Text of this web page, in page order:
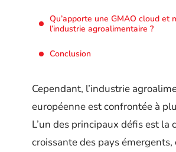
Qu’apporte une GMAO cloud et
l’industrie agroalimentaire ?
Conclusion
Cependant, l’industrie
européenne est confrontée à
L’un des principaux défis est la
croissante des pays